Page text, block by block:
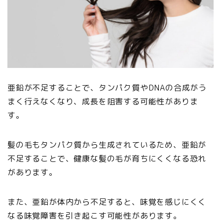
亜鉛が不足することで、タンパク質やDNAの合成がう
まく行えなくなり、成長を阻害する可能性がありま
す。
髪の毛もタンパク質から生成されているため、亜鉛が
不足することで、健康な髪の毛が育ちにくくなる恐れ
があります。
また、亜鉛が体内から不足すると、味覚を感じにくく
なる味覚障害を引き起こす可能性があります。